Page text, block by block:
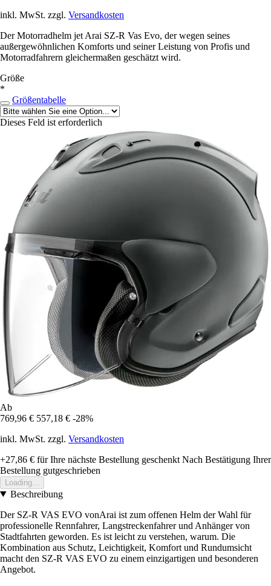
inkl. MwSt. zzgl. Versandkosten
Der Motorradhelm jet Arai SZ-R Vas Evo, der wegen seines
außergewöhnlichen Komforts und seiner Leistung von Profis und
Motorradfahrern gleichermaßen geschätzt wird.
Größe
*
Größentabelle
Dieses Feld ist erforderlich
Ab
769,96 € 557,18 € -28%
inkl. MwSt. zzgl. Versandkosten
+27,86 € für Ihre nächste Bestellung geschenkt Nach Bestätigung Ihrer
Bestellung gutgeschrieben
Loading...
Beschreibung
Der SZ-R VAS EVO vonArai ist zum offenen Helm der Wahl für
professionelle Rennfahrer, Langstreckenfahrer und Anhänger von
Stadtfahrten geworden. Es ist leicht zu verstehen, warum. Die
Kombination aus Schutz, Leichtigkeit, Komfort und Rundumsicht
macht den SZ-R VAS EVO zu einem einzigartigen und besonderen
Angebot.